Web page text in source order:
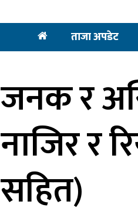
ताजा अपडेट
जनक र
नाजिर र
सहित)